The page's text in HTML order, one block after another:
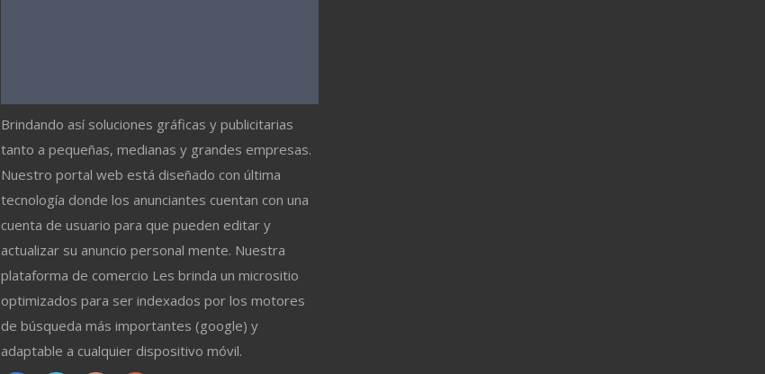
Brindando así soluciones gráficas y publicitarias
tanto a pequeñas, medianas y grandes empresas.
Nuestro portal web está diseñado con última
tecnología donde los anunciantes cuentan con una
cuenta de usuario para que pueden editar y
actualizar su anuncio personal mente. Nuestra
plataforma de comercio Les brinda un micrositio
optimizados para ser indexados por los motores
de búsqueda más importantes (google) y
adaptable a cualquier dispositivo móvil.